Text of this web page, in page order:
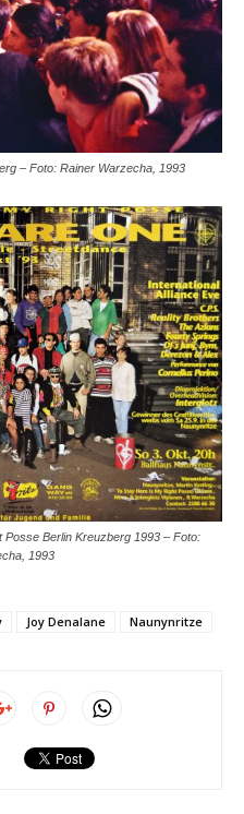
– Foto: Rainer Warzecha, 1993
Berlin Kreuzberg 1993 – Foto:
1993
Joy Denalane Naunynritze